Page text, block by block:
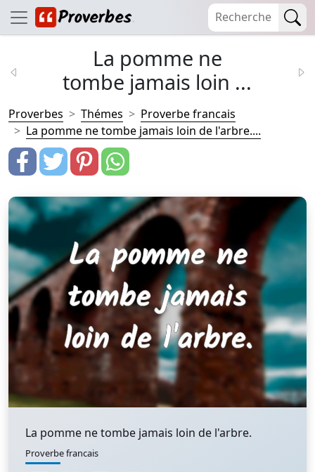
La pomme ne
tombe jamais loin ...
Proverbes Thémes
Proverbe francais
La pomme ne tombe jamais loin de l'arbre....
La pomme ne tombe jamais loin de l'arbre.
Proverbe francais